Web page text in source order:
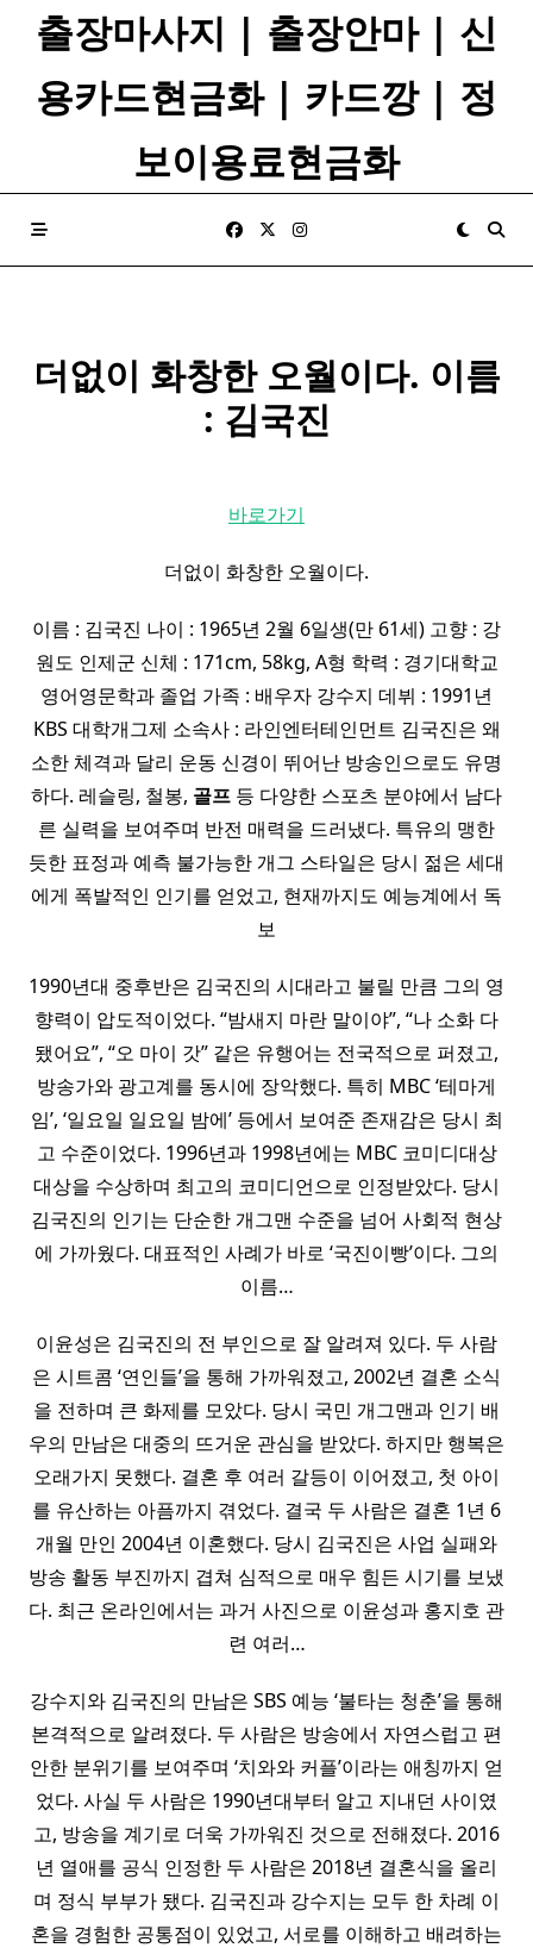
출장마사지 | 출장안마 | 신
용카드현금화 | 카드깡 | 정
보이용료현금화
더없이 화창한 오월이다. 이름
: 김국진
바로가기
더없이 화창한 오월이다.
이름 : 김국진 나이 : 1965년 2월 6일생(만 61세) 고향 : 강
원도 인제군 신체 : 171cm, 58kg, A형 학력 : 경기대학교
영어영문학과 졸업 가족 : 배우자 강수지 데뷔 : 1991년
KBS 대학개그제 소속사 : 라인엔터테인먼트 김국진은 왜
소한 체격과 달리 운동 신경이 뛰어난 방송인으로도 유명
하다. 레슬링, 철봉, 골프 등 다양한 스포츠 분야에서 남다
른 실력을 보여주며 반전 매력을 드러냈다. 특유의 맹한
듯한 표정과 예측 불가능한 개그 스타일은 당시 젊은 세대
에게 폭발적인 인기를 얻었고, 현재까지도 예능계에서 독
보
1990년대 중후반은 김국진의 시대라고 불릴 만큼 그의 영
향력이 압도적이었다. “밤새지 마란 말이야”, “나 소화 다
됐어요”, “오 마이 갓” 같은 유행어는 전국적으로 퍼졌고,
방송가와 광고계를 동시에 장악했다. 특히 MBC ‘테마게
임’, ‘일요일 일요일 밤에’ 등에서 보여준 존재감은 당시 최
고 수준이었다. 1996년과 1998년에는 MBC 코미디대상
대상을 수상하며 최고의 코미디언으로 인정받았다. 당시
김국진의 인기는 단순한 개그맨 수준을 넘어 사회적 현상
에 가까웠다. 대표적인 사례가 바로 ‘국진이빵’이다. 그의
이름…
이윤성은 김국진의 전 부인으로 잘 알려져 있다. 두 사람
은 시트콤 ‘연인들’을 통해 가까워졌고, 2002년 결혼 소식
을 전하며 큰 화제를 모았다. 당시 국민 개그맨과 인기 배
우의 만남은 대중의 뜨거운 관심을 받았다. 하지만 행복은
오래가지 못했다. 결혼 후 여러 갈등이 이어졌고, 첫 아이
를 유산하는 아픔까지 겪었다. 결국 두 사람은 결혼 1년 6
개월 만인 2004년 이혼했다. 당시 김국진은 사업 실패와
방송 활동 부진까지 겹쳐 심적으로 매우 힘든 시기를 보냈
다. 최근 온라인에서는 과거 사진으로 이윤성과 홍지호 관
련 여러…
강수지와 김국진의 만남은 SBS 예능 ‘불타는 청춘’을 통해
본격적으로 알려졌다. 두 사람은 방송에서 자연스럽고 편
안한 분위기를 보여주며 ‘치와와 커플’이라는 애칭까지 얻
었다. 사실 두 사람은 1990년대부터 알고 지내던 사이였
고, 방송을 계기로 더욱 가까워진 것으로 전해졌다. 2016
년 열애를 공식 인정한 두 사람은 2018년 결혼식을 올리
며 정식 부부가 됐다. 김국진과 강수지는 모두 한 차례 이
혼을 경험한 공통점이 있었고, 서로를 이해하고 배려하는